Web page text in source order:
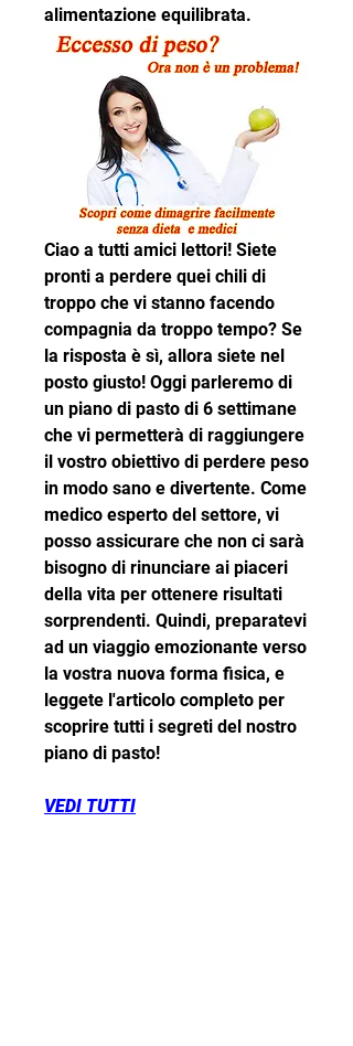
alimentazione equilibrata.
Ciao a tutti amici lettori! Siete
pronti a perdere quei chili di
troppo che vi stanno facendo
compagnia da troppo tempo? Se
la risposta è sì, allora siete nel
posto giusto! Oggi parleremo di
un piano di pasto di 6 settimane
che vi permetterà di raggiungere
il vostro obiettivo di perdere peso
in modo sano e divertente. Come
medico esperto del settore, vi
posso assicurare che non ci sarà
bisogno di rinunciare ai piaceri
della vita per ottenere risultati
sorprendenti. Quindi, preparatevi
ad un viaggio emozionante verso
la vostra nuova forma fisica, e
leggete l'articolo completo per
scoprire tutti i segreti del nostro
piano di pasto!
VEDI TUTTI